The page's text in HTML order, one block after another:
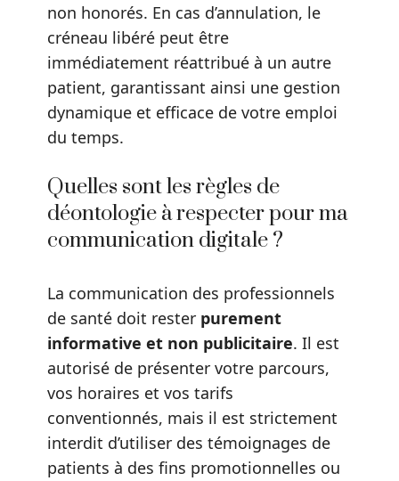
non honorés. En cas d’annulation, le
créneau libéré peut être
immédiatement réattribué à un autre
patient, garantissant ainsi une gestion
dynamique et efficace de votre emploi
du temps.
Quelles sont les règles de
déontologie à respecter pour ma
communication digitale ?
La communication des professionnels
de santé doit rester purement
informative et non publicitaire. Il est
autorisé de présenter votre parcours,
vos horaires et vos tarifs
conventionnés, mais il est strictement
interdit d’utiliser des témoignages de
patients à des fins promotionnelles ou